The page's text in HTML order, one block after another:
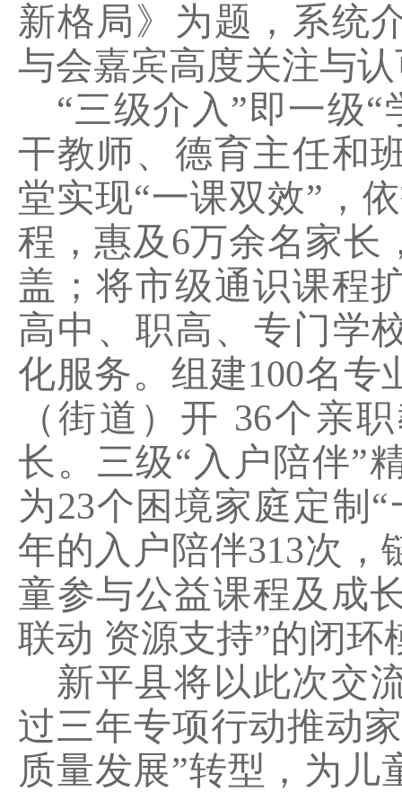
新格局》为题，系统
与会嘉宾高度关注与
“三级介入”即一级
干教师、德育主任和
堂实现“一课双效”，
程，惠及 6万余名家长
盖；将市级通识课程
高中、职高、专门学
化服务。组建100名专
（街道）开 36个亲
长。三级“入户陪伴”
为23个困境家庭定制
年的入户陪伴313次，
童参与公益课程及成
联动 资源支持”的闭环
新平县将以此次交
过三年专项行动推动
质量发展”转型，为儿